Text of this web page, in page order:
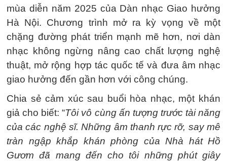
mùa diễn năm 2025 của Dàn nhạc Giao hưởng
Hà Nội. Chương trình mở ra kỳ vọng về một
chặng đường phát triển mạnh mẽ hơn, nơi dàn
nhạc không ngừng nâng cao chất lượng nghệ
thuật, mở rộng hợp tác quốc tế và đưa âm nhạc
giao hưởng đến gần hơn với công chúng.
Chia sẻ cảm xúc sau buổi hòa nhạc, một khán
giả cho biết: “Tôi vô cùng ấn tượng trước tài năng
của các nghệ sĩ. Những âm thanh rực rỡ, say mê
tràn ngập khắp khán phòng của Nhà hát Hồ
Gươm đã mang đến cho tôi những phút giây